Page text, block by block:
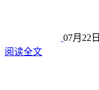
07月22日
阅读全文